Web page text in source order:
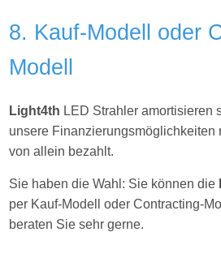
8. Kauf-Modell oder
Modell
Light4th LED Strahler amortisieren
unsere Finanzierungsmöglichkeiten
von allein bezahlt.
Sie haben die Wahl: Sie können die
per Kauf-Modell oder Contracting-
beraten Sie sehr gerne.